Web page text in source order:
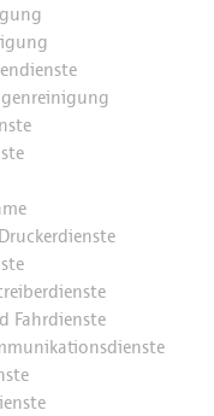
Fahrdienste